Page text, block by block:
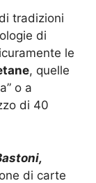
tradizioni
di
le
, quelle
o a
di 40
di carte